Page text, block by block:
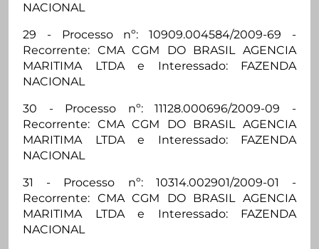
NACIONAL
29 - Processo nº: 10909.004584/2009-69 -
Recorrente: CMA CGM DO BRASIL AGENCIA
MARITIMA LTDA e Interessado: FAZENDA
NACIONAL
30 - Processo nº: 11128.000696/2009-09 -
Recorrente: CMA CGM DO BRASIL AGENCIA
MARITIMA LTDA e Interessado: FAZENDA
NACIONAL
31 - Processo nº: 10314.002901/2009-01 -
Recorrente: CMA CGM DO BRASIL AGENCIA
MARITIMA LTDA e Interessado: FAZENDA
NACIONAL